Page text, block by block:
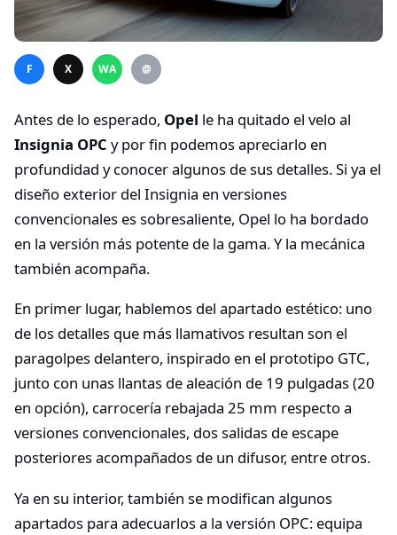
F X WA @
Antes de lo esperado, Opel le ha quitado el velo al
Insignia OPC y por fin podemos apreciarlo en
profundidad y conocer algunos de sus detalles. Si ya el
diseño exterior del Insignia en versiones
convencionales es sobresaliente, Opel lo ha bordado
en la versión más potente de la gama. Y la mecánica
también acompaña.
En primer lugar, hablemos del apartado estético: uno
de los detalles que más llamativos resultan son el
paragolpes delantero, inspirado en el prototipo GTC,
junto con unas llantas de aleación de 19 pulgadas (20
en opción), carrocería rebajada 25 mm respecto a
versiones convencionales, dos salidas de escape
posteriores acompañados de un difusor, entre otros.
Ya en su interior, también se modifican algunos
apartados para adecuarlos a la versión OPC: equipa